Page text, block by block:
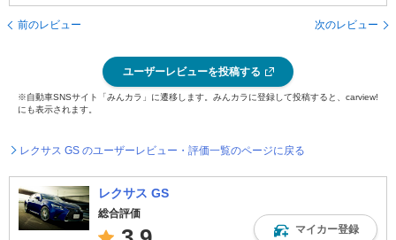
前のレビュー 次のレビュー
ユーザーレビューを投稿する
※自動車SNSサイト「みんカラ」に遷移します。みんカラに登録して投稿すると、carview!
にも表示されます。
レクサス GS のユーザーレビュー・評価一覧のページに戻る
レクサス GS
総合評価
マイカー登録